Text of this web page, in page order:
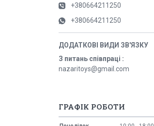
+380664211250
+380664211250
З питань співпраці
nazaritoys@gmail.com
ГРАФІК РОБОТИ